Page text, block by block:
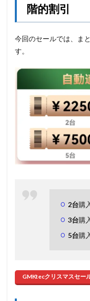
階的割引
今回のセールでは、ま
す。
2台購
3台購
5台購
GMKtecクリスマスセー